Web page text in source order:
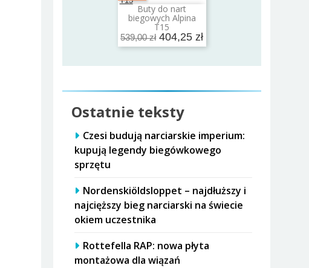
Buty do nart
biegowych Alpina
T15
539,00 zł 404,25 zł
Dodaj do koszyka
Ostatnie teksty
Czesi budują narciarskie imperium:
kupują legendy biegówkowego
sprzętu
Nordenskiöldsloppet – najdłuższy i
najcięższy bieg narciarski na świecie
okiem uczestnika
Rottefella RAP: nowa płyta
montażowa dla wiązań